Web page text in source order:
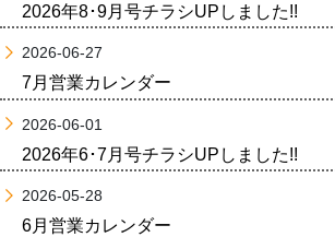
2026年8･9月号チラシUPしました!!
2026-06-27
7月営業カレンダー
2026-06-01
2026年6･7月号チラシUPしました!!
2026-05-28
6月営業カレンダー